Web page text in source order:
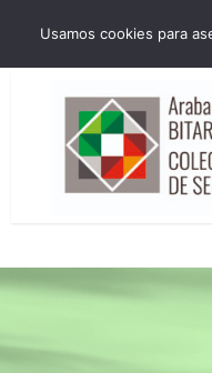
Usamos cookies para